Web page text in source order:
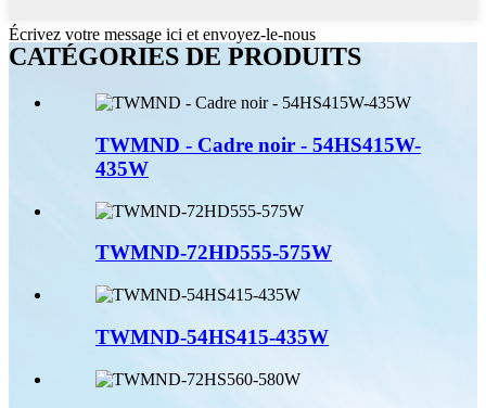
Écrivez votre message ici et envoyez-le-nous
CATÉGORIES DE PRODUITS
TWMND - Cadre noir - 54HS415W-
435W
TWMND-72HD555-575W
TWMND-54HS415-435W